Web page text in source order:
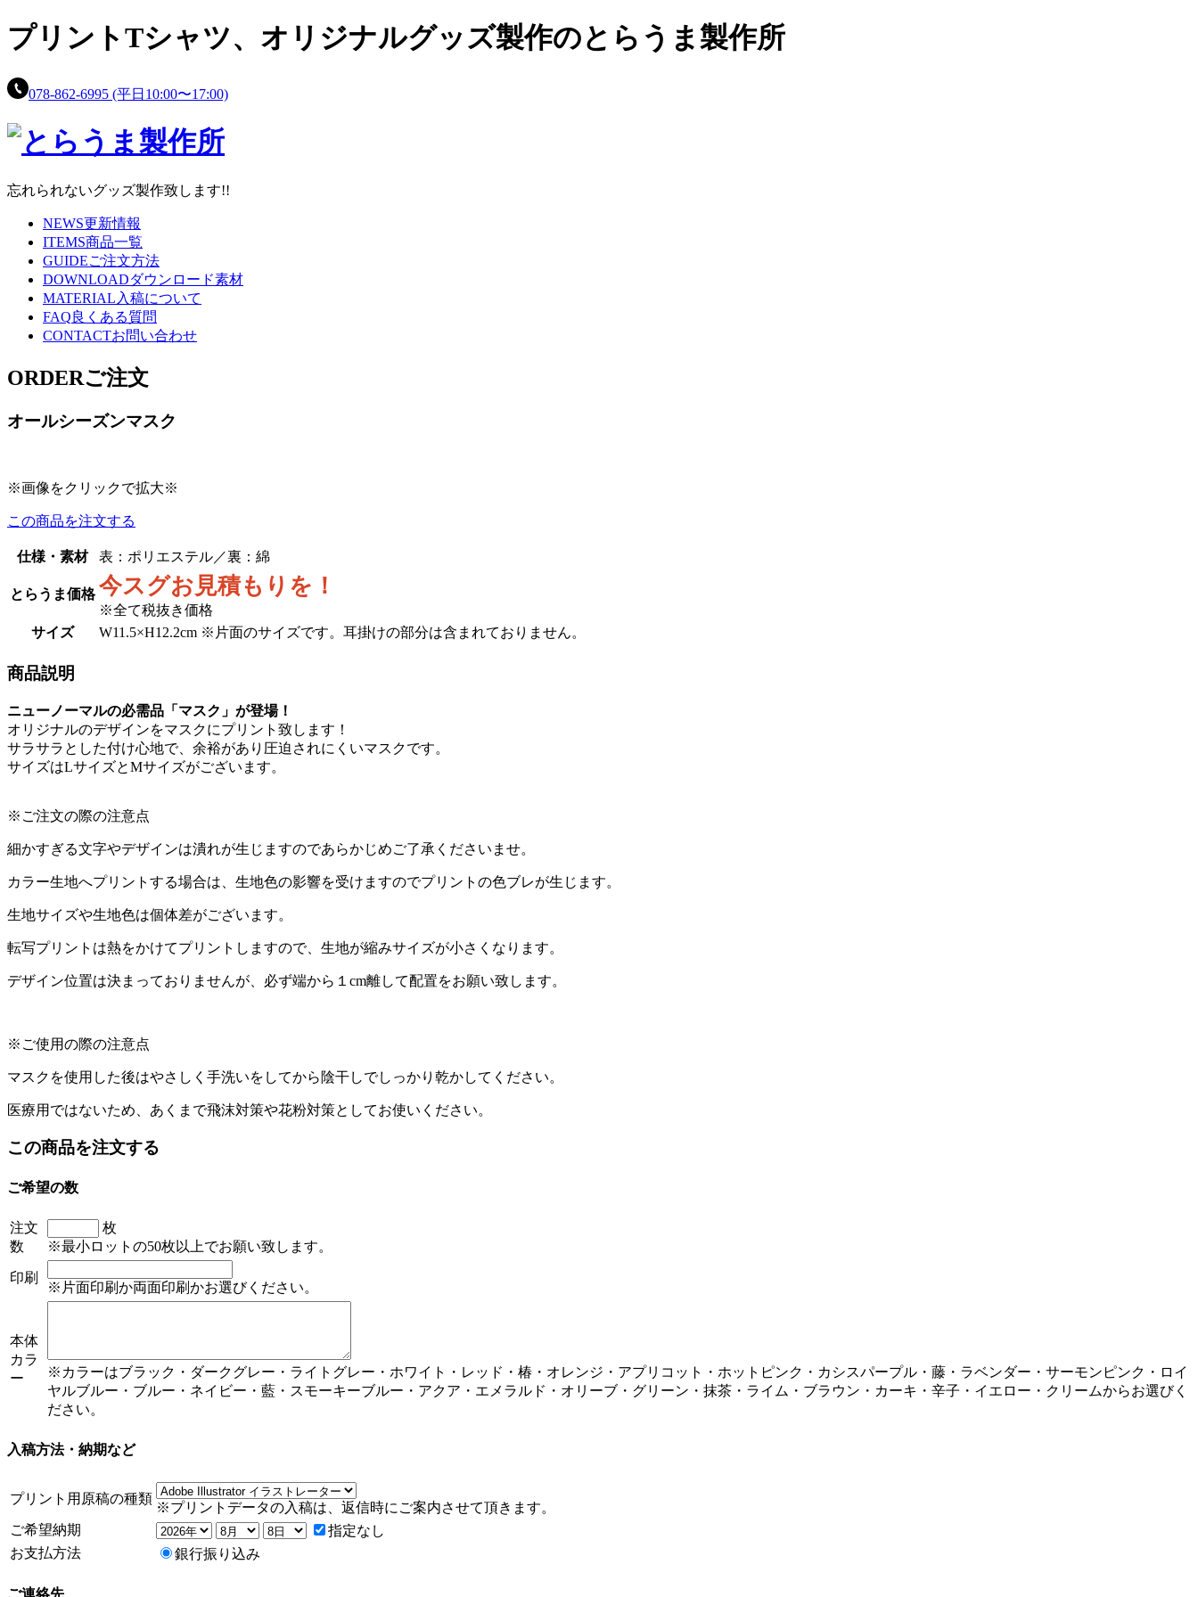
プリントTシャツ、 オリジナルグッズ製作のとらうま製作所
078-862-6995 (平日10:00〜17:00)
忘れられないグッズ製作致します!!
NEWS更新情報
ITEMS商品一覧
GUIDEご注文方法
DOWNLOADダウンロード素材
MATERIAL 入稿について
FAQ良くある質問
CONTACTお問い合わせ
ORDERご注文
オールシーズンマスク
※画像をクリックで拡大※
この商品を注文する
仕様・素材 表：ポリエステル／裏：綿
とらうま価格 今スグお見積もりを！
※全て税抜き価格
サイズ
W11.5×H12.2cm ※片面のサイズです。耳掛けの部分は含まれておりません。
商品説明
ニューノーマルの必需品「マスク」が登場！
オリジナルのデザインをマスクにプリント致します！
サラサラとした付け心地で、余裕があり圧迫されにくいマスクです。
サイズはLサイズとMサイズがございます。
※ご注文の際の注意点
細かすぎる文字やデザインは潰れが生じますのであらかじめご了承くださいませ。
カラー生地へプリントする場合は、生地色の影響を受けますのでプリントの色ブレが生じます。
生地サイズや生地色は個体差がございます。
転写プリントは熱をかけてプリントしますので、生地が縮みサイズが小さくなります。
デザイン位置は決まっておりませんが、必ず端から１cm離して配置をお願い致します。
※ご使用の際の注意点
マスクを使用した後はやさしく手洗いをしてから陰干しでしっかり乾かしてください。
医療用ではないため、あくまで飛沫対策や花粉対策としてお使いください。
この商品を注文する
ご希望の数
注文
数
枚
※最小ロットの50枚以上でお願い致します。
印刷
※片面印刷か両面印刷かお選びください。
本体
カラ
ー
※カラーはブラック・ダークグレー・ライトグレー・ホワイト・レッド・椿・オレンジ・アプリコット・ホットピンク・カシスパープル・藤・ラベンダー・サーモンピンク・ロイ
ヤルブルー・ブルー・ネイビー・藍・スモーキーブルー・アクア・エメラルド・オリーブ・グリーン・抹茶・ライム・ブラウン・カーキ・辛子・イエロー・クリームからお選びく
ださい。
入稿方法・納期など
プリント用原稿の種類
※プリントデータの入稿は、返信時にご案内させて頂きます。
ご希望納期
指定なし
お支払方法
銀行振り込み
ご連絡先